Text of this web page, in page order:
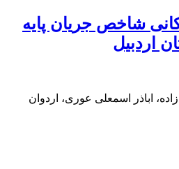
شاخص جریان پایه
اردبیل
اباذر اسمعلی عوری، اردوان